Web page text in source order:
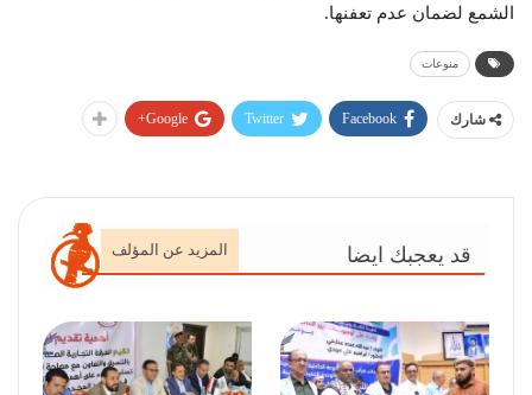
الشمع لضمان عدم تعفنها.
منوعات
شارك Facebook
Twitter
Google+
قد يعجبك ايضا المزيد عن المؤلف